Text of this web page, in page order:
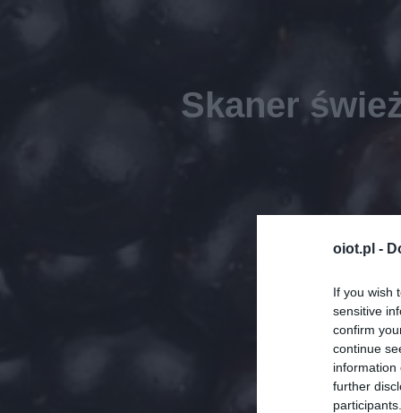
oiot.pl -
If you wish
sensitive
confirm
continue
information
further
Skaner